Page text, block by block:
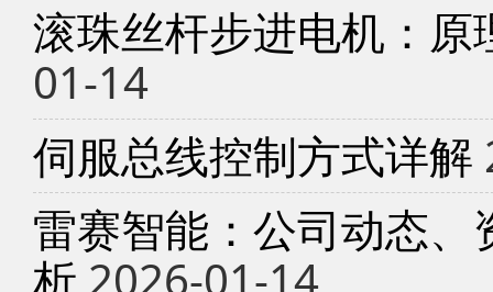
滚珠丝杆步进电机：
01-14
伺服总线控制方式详解
雷赛智能：公司动态
析 2026-01-14